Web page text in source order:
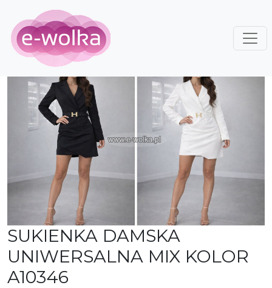
SUKIENKA DAMSKA
UNIWERSALNA MIX KOLOR
A10346